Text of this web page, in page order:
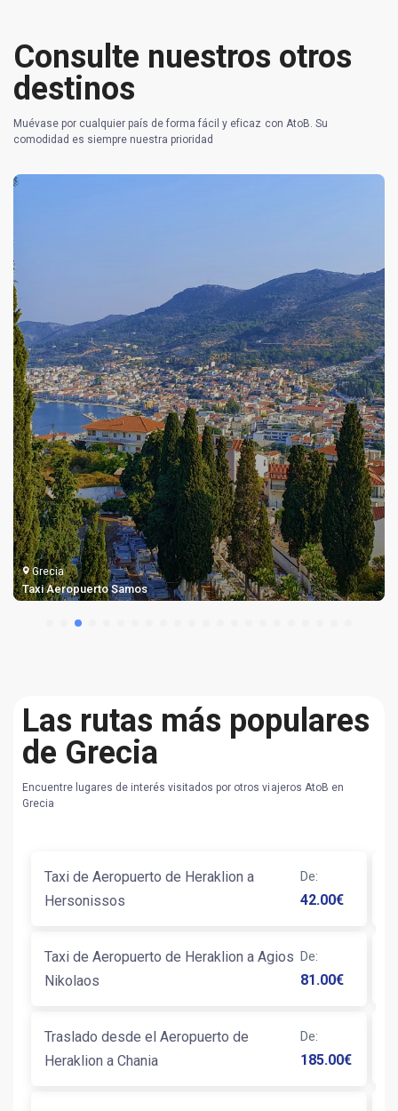
Consulte nuestros otros
destinos
Muévase por cualquier país de forma fácil y eficaz con AtoB. Su
comodidad es siempre nuestra prioridad
Grecia
Taxi Aeropuerto Samos
Las rutas más populares
de Grecia
Encuentre lugares de interés visitados por otros viajeros AtoB en
Grecia
Taxi de Aeropuerto de Heraklion a
Hersonissos
De:
42.00€
Taxi de Aeropuerto de Heraklion a Agios
Nikolaos
De:
81.00€
Traslado desde el Aeropuerto de
Heraklion a Chania
De:
185.00€